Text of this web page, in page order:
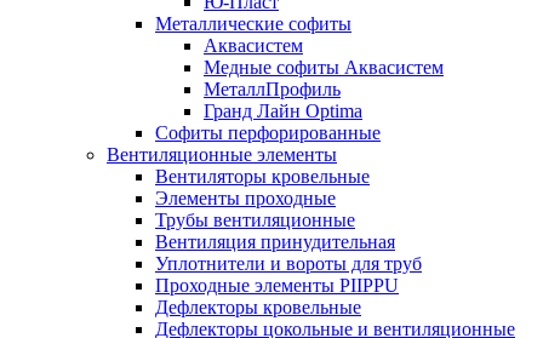
Металлические софиты
Аквасистем
Медные софиты Аквасистем
МеталлПрофиль
Гранд Лайн Optima
Софиты перфорированные
Вентиляционные элементы
Вентиляторы кровельные
Элементы проходные
Трубы вентиляционные
Вентиляция принудительная
Уплотнители и вороты для труб
Проходные элементы PIIPPU
Дефлекторы кровельные
Дефлекторы цокольные и вентиляционные